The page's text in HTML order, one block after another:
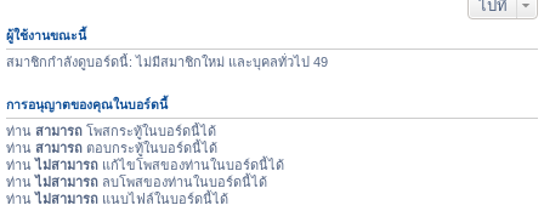
ไปที่
ผู้ใช้งานขณะนี้
สมาชิกกำลังดูบอร์ดนี้: ไม่มีสมาชิกใหม่ และบุคลทั่วไป 49
การอนุญาตของคุณในบอร์ดนี้
ท่าน สามารถ โพสกระทู้ในบอร์ดนี้ได้
ท่าน สามารถ ตอบกระทู้ในบอร์ดนี้ได้
ท่านไม่สามารถ แก้ไขโพสของท่านในบอร์ดนี้ได้
ท่านไม่สามารถ ลบโพสของท่านในบอร์ดนี้ได้
ท่านไม่สามารถ แนบไฟล์ในบอร์ดนี้ได้